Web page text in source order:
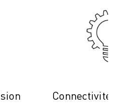
FIL
À FIL